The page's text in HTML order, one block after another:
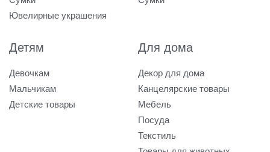
Ювелирные украшения
Детям
Девочкам
Мальчикам
Детские товары
Для дома
Декор для дома
Канцелярские товары
Мебель
Посуда
Текстиль